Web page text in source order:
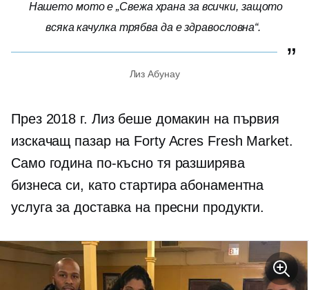
Нашето мото е „Свежа храна за всички, защото
всяка качулка трябва да е здравословна“.
Лиз Абунау
През 2018 г. Лиз беше домакин на първия
изскачащ пазар на Forty Acres Fresh Market.
Само година по-късно тя разширява
бизнеса си, като стартира абонаментна
услуга за доставка на пресни продукти.